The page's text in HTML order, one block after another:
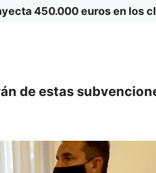
450.000 euros en los
de estas